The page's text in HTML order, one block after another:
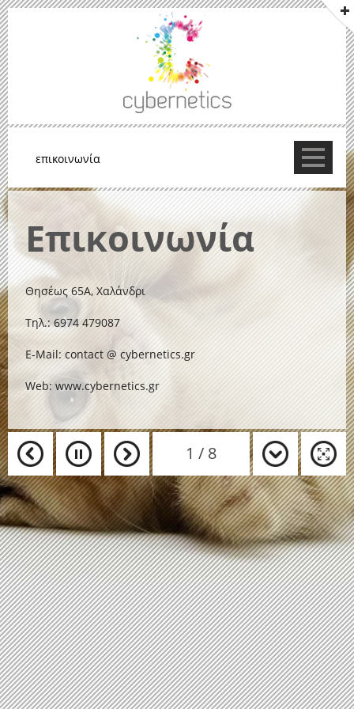
Επικοινωνία
Θησέως 65Α, Χαλάνδρι
Τηλ.: 6974 479087
E-Mail: contact @ cybernetics.gr
Web: www.cybernetics.gr
1 / 8